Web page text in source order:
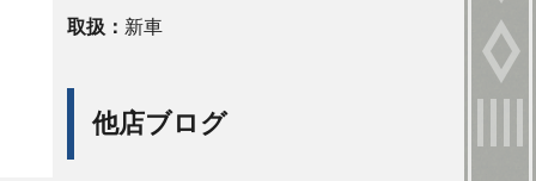
取扱： 新車
他店ブログ